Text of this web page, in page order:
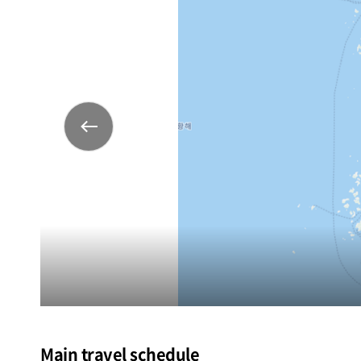
west
Main travel schedule